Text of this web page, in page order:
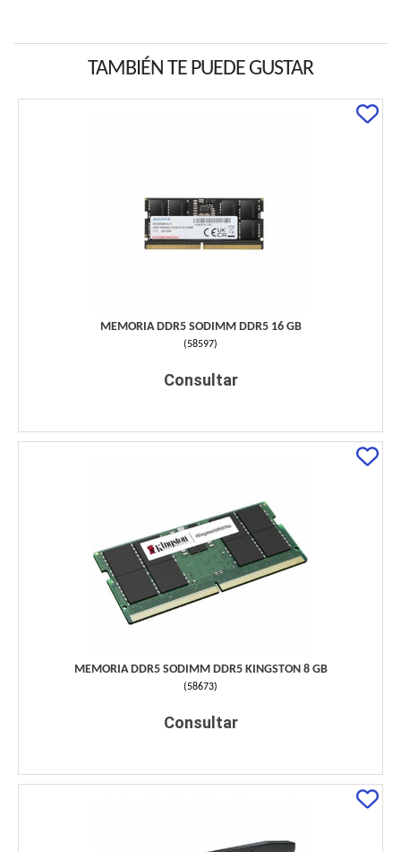
TAMBIÉN TE PUEDE GUSTAR
MEMORIA DDR5 SODIMM DDR5 16 GB
(58597)
Consultar
MEMORIA DDR5 SODIMM DDR5 KINGSTON 8 GB
(58673)
Consultar